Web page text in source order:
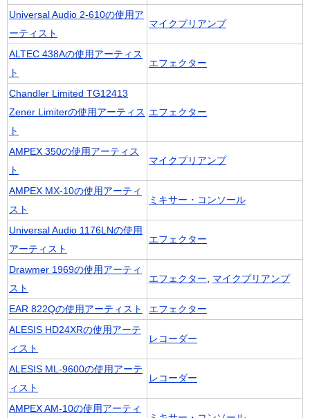
Universal Audio 2-610の使用ア
ーティスト
マイクプリアンプ
ALTEC 438Aの使用アーティス
ト
エフェクター
Chandler Limited TG12413
Zener Limiterの使用アーティス
ト
エフェクター
AMPEX 350の使用アーティス
ト
マイクプリアンプ
AMPEX MX-10の使用アーティ
スト
ミキサー・コンソール
Universal Audio 1176LNの使用
アーティスト
エフェクター
Drawmer 1969の使用アーティ
スト
エフェクター, マイクプリアンプ
EAR 822Qの使用アーティスト
エフェクター
ALESIS HD24XRの使用アーテ
ィスト
レコーダー
ALESIS ML-9600の使用アーテ
ィスト
レコーダー
AMPEX AM-10の使用アーティ